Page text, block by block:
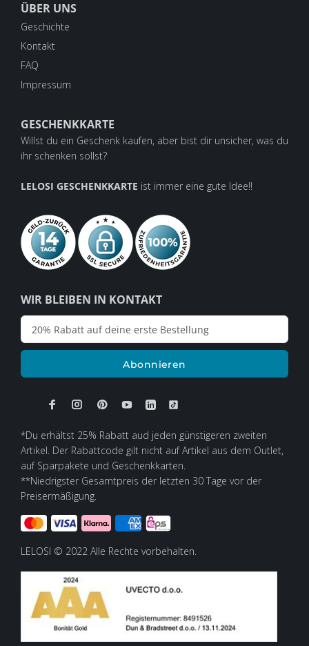
WIR BLEIBEN IN KONTAKT
Abonnieren
ÜBER UNS
Geschichte
Kontakt
FAQ
Impressum
GESCHENKKARTE
Willst du ein Geschenk kaufen, aber bist dir unsicher, was du
ihr schenken sollst?
LELOSI GESCHENKKARTE ist immer eine gute Idee!!
*Du erhältst 25% Rabatt aud jeden günstigeren zweiten
Artikel. Der Rabattcode gilt nicht auf Artikel aus dem Outlet,
auf Sparpakete und Geschenkkarten.
**Niedrigster Gesamtpreis der letzten 30 Tage vor der
Preisermäßigung.
LELOSI © 2022 Alle Rechte vorbehalten.